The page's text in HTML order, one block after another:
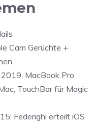
Cam Gerüchte +
MacBook Pro
TouchBar für Magic
Federighi erteilt iOS